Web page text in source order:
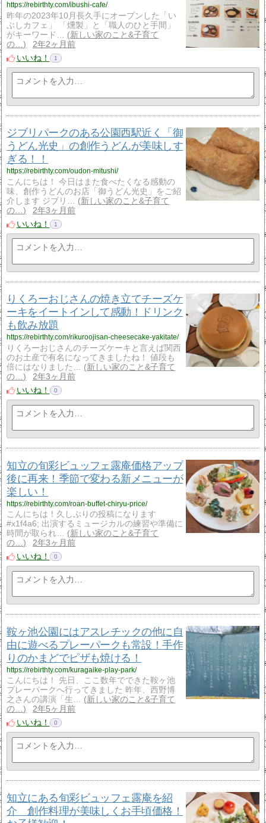
https://rebirthty.com/ibushi-cafe/
昨年の2023年10月長久手にオープンした「い
ぶしカフェ」 「燻製」と「職人のひと手間」
がキーワード…
新しい家のこと&子育て
の…
2年2ヶ月前
いいね！
1
ジブリパークのある公園西駅近く「御
うどん光史」の創作うどんが美味しす
ぎる！！
https://rebirthty.com/oudon-mitushi/
こんにちは！ 今日はまた食べたくなる感動の
味、創作うどんのお店「御うどん光史」をご紹
介します ジブリ…
新しい家のこと&子育て
の…
2年3ヶ月前
いいね！
1
りくろーおじさんの焼き立てチーズケ
ーキをイートインして感動！ドリンク
も飲み放題
https://rebirthty.com/rikuroojisan-cheesecake-yakitate/
りくろーおじさんのチーズケーキと言えば関西
のお土産で有名になってきましたね！ 値段も
倍にはなりました…
新しい家のこと&子育て
の…
2年3ヶ月前
いいね！
0
知立の旬彩ビュッフェ露庵価格アップ
後に再来！季節で変わる新メニューが
楽しい！
https://rebirthty.com/roan-buffet-chiryu-price/
こんにちは！久しぶりの投稿になります
#x1f4a6; 出演するミュージカルの練習や準備に
時間が取られ…
新しい家のこと&子育て
の…
2年3ヶ月前
いいね！
0
鞍ヶ池公園にはアスレチックの他に自
由に遊べるプレーパークも常設！手作
りのかまどでピザも焼ける！
https://rebirthty.com/kuragaike-play-park/
こんにちは！ 先日、ここ数年でできた鞍ヶ池
プレーパークへ行ってきました 昨年、西野博
之さんの講演「生…
新しい家のこと&子育て
の…
2年5ヶ月前
いいね！
0
知立にある旬彩ビュッフェ露庵を紹
介 創作料理が美味しくお手頃価格！